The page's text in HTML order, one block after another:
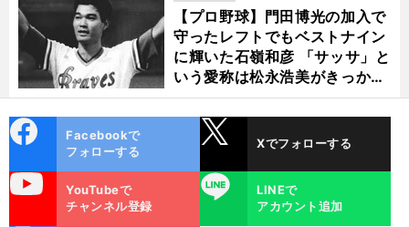
【プロ野球】門田博光の加入で
守ったレフトでもベストナイン
に輝いた石嶺和彦 「サッサ」と
いう愛称は松永浩美がきっか
け？
ok
Facebookで
フォローする
Xでフォローする
YouTubeで
チャンネル登録
LINE
LINEで
アカウント追加